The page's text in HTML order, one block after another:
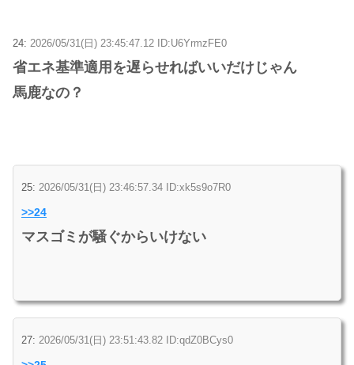
24: 2026/05/31(日) 23:45:47.12 ID:U6YrmzFE0
省エネ基準適用を遅らせればいいだけじゃん
馬鹿なの？
25: 2026/05/31(日) 23:46:57.34 ID:xk5s9o7R0
>>24
マスゴミが騒ぐからいけない
27: 2026/05/31(日) 23:51:43.82 ID:qdZ0BCys0